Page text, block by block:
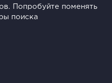
Попробуйте поменять
поиска